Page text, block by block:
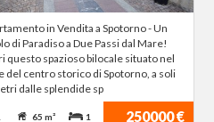
in Vendita a Spotorno - Un
di Paradiso a Due Passi dal Mare!
questo spazioso bilocale situato nel
del centro storico di Spotorno, a soli
dalle splendide sp
250000 €
65 m² 1